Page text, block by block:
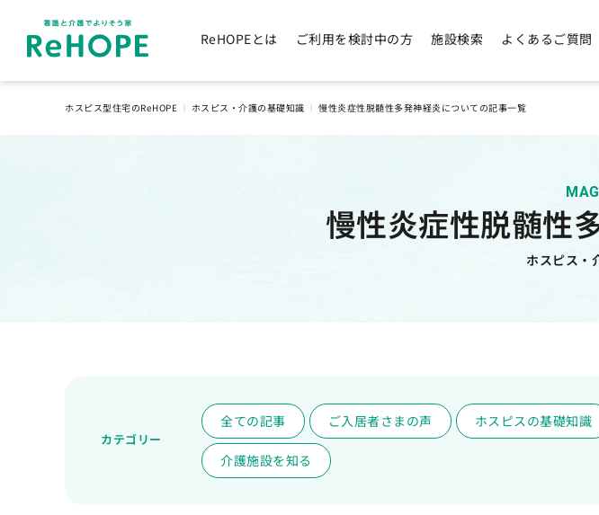
ReHOPEとは ご利用を検討中の方 施設検索 よくあるご質問
ホスピス型住宅のReHOPE ホスピス・介護の基礎知識 慢性炎症性脱髄性多発神経炎についての記事一覧
慢性炎症性脱髄性
ホスピス・
カテゴリー
全ての記事 ご入居者さまの声 ホスピスの基礎知識
介護施設を知る